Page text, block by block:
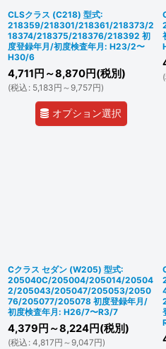
CLSクラス (C218) 型式:
218359/218301/218361/218373/2
18374/218375/218376/218392 初
度登録年月/初度検査年月: H23/2〜
H30/6
4,711 円 ～8,870円(税別)
(税込 : 5,183円 ～9,757円)
オプション選択
(
Cクラス セダン (W205) 型式:
205040C/205004/205014/20504
2/205043/205047/205053/2050
76/205077/205078 初度登録年月/
初度検査年月: H26/7〜R3/7
4,379 円 ～8,224円(税別)
(税込 : 4,817円 ～9,047円)